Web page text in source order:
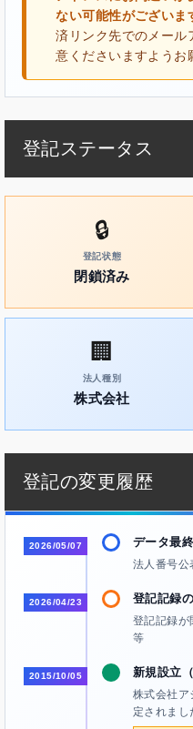
ない可能性がございま
済リンク先でのメール
意くださいますようお
登記ステータス
🔒
登記状態
閉鎖済み
🏢
法人種別
株式会社
登記の変更履歴
2026/05/07 データ最
法人番号公
2026/04/23 登記記録
登記記録
等
2015/10/05 新規設立
株式会社ア
定されまし